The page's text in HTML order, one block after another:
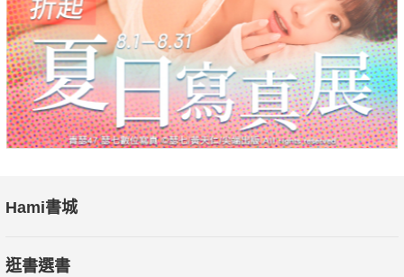
Hami書城
逛書選書